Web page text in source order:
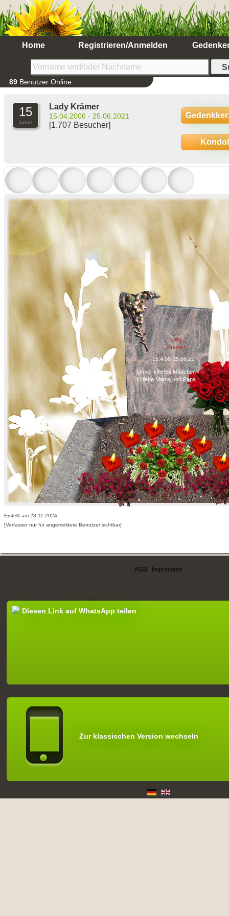
Home Registrieren/Anmelden
89 Benutzer Online
15
Jahre
Lady Krämer
15.04.2006 - 25.06.2021
[1.707 Besucher]
Lady
Krämer
15.4.06-25.06.21
Unser kleines Mädchen
In liebe Mama und Papa
Erstellt am 28.11.2024,
[Verfasser nur für angemeldete Benutzer sichtbar]
AGB Impressum
Diesen Link auf WhatsApp teilen
Zur klassischen Version wechseln